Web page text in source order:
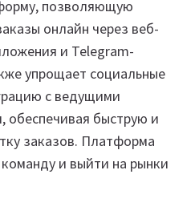
позволяющую
онлайн через веб-
и Telegram-
упрощает социальные
с ведущими
обеспечивая быструю и
заказов. Платформа
и выйти на рынки